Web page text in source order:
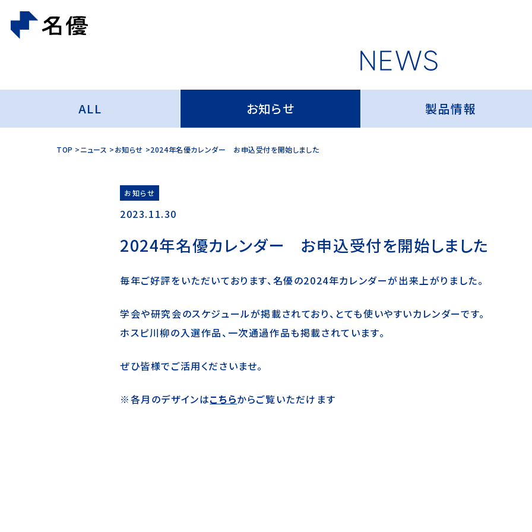
ALL お知らせ 製品情報
TOP ニュース お知らせ 2024年名優カレンダー お申込受付を開始しました
お知らせ
2023.11.30
2024年名優カレンダー お申込受付を開始しました
毎年ご好評をいただいております、名優の2024年カレンダーが出来上がりました。
学会や研究会のスケジュールが掲載されており、とても使いやすいカレンダーです。
ホスピ川柳の入選作品、一次通過作品も掲載されています。
ぜひ皆様でご活用くださいませ。
※各月のデザインはこちらからご覧いただけます